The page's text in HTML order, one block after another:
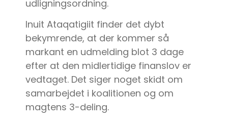
udligningsordning.
Inuit Ataqatigiit finder det dybt
bekymrende, at der kommer så
markant en udmelding blot 3 dage
efter at den midlertidige finanslov er
vedtaget. Det siger noget skidt om
samarbejdet i koalitionen og om
magtens 3-deling.